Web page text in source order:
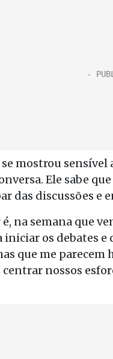
mostrou
Ele sabe
das discussões e
na semana que
iniciar os debates
que me
centrar nossos